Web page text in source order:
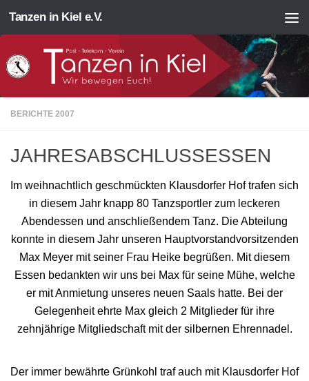
Zum Inhalt springen
Tanzen in Kiel e.V.
BERICHTE 2007
JAHRESABSCHLUSSESSEN
Im weihnachtlich geschmückten Klausdorfer Hof trafen sich
in diesem Jahr knapp 80 Tanzsportler zum leckeren
Abendessen und anschließendem Tanz. Die Abteilung
konnte in diesem Jahr unseren Hauptvorstandvorsitzenden
Max Meyer mit seiner Frau Heike begrüßen. Mit diesem
Essen bedankten wir uns bei Max für seine Mühe, welche
er mit Anmietung unseres neuen Saals hatte. Bei der
Gelegenheit ehrte Max gleich 2 Mitglieder für ihre
zehnjährige Mitgliedschaft mit der silbernen Ehrennadel.
Der immer bewährte Grünkohl traf auch mit Klausdorfer Hof